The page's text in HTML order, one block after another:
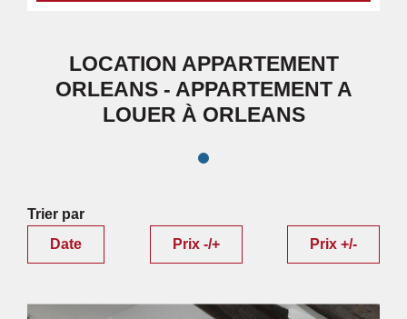
LOCATION APPARTEMENT
ORLEANS - APPARTEMENT A
LOUER À ORLEANS
Trier par
Date
Prix -/+ Prix +/-